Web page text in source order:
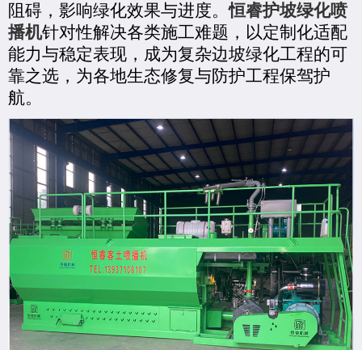
阻碍，影响绿化效果与进度。恒睿护坡绿化喷
播机针对性解决各类施工难题，以定制化适配
能力与稳定表现，成为复杂边坡绿化工程的可
靠之选，为各地生态修复与防护工程保驾护
航。